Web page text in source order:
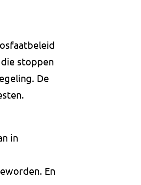
stoppen
De
in
En